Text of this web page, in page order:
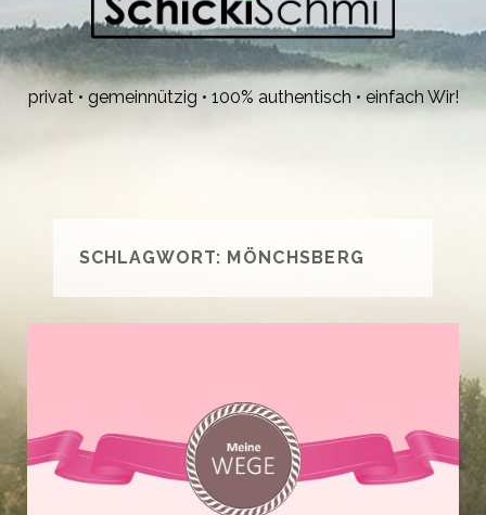
privat • gemeinnützig • 100% authentisch • einfach Wir!
SCHLAGWORT: MÖNCHSBERG